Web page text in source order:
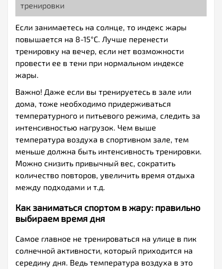
тренировки
Если занимаетесь на солнце, то индекс жары
повышается на 8-15°С. Лучше перенести
тренировку на вечер, если нет возможности
провести ее в тени при нормальном индексе
жары.
Важно! Даже если вы тренируетесь в зале или
дома, тоже необходимо придерживаться
температурного и питьевого режима, следить за
интенсивностью нагрузок. Чем выше
температура воздуха в спортивном зале, тем
меньше должна быть интенсивность тренировки.
Можно снизить привычный вес, сократить
количество повторов, увеличить время отдыха
между подходами и т.д.
Как заниматься спортом в жару: правильно
выбираем время дня
Самое главное не тренироваться на улице в пик
солнечной активности, который приходится на
середину дня. Ведь температура воздуха в это